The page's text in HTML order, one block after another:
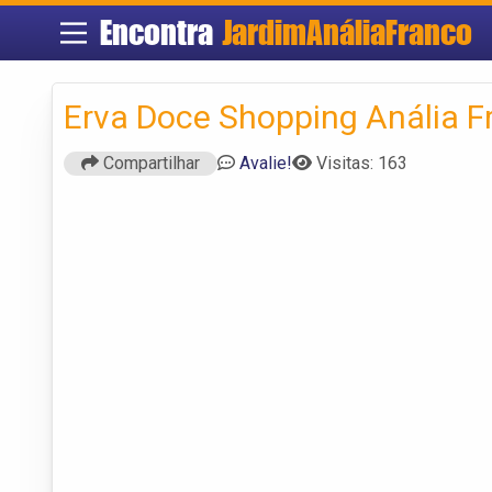
Encontra JardimAnáliaFranco
Erva Doce Shopping Anália
Compartilhar Avalie! Visitas: 163